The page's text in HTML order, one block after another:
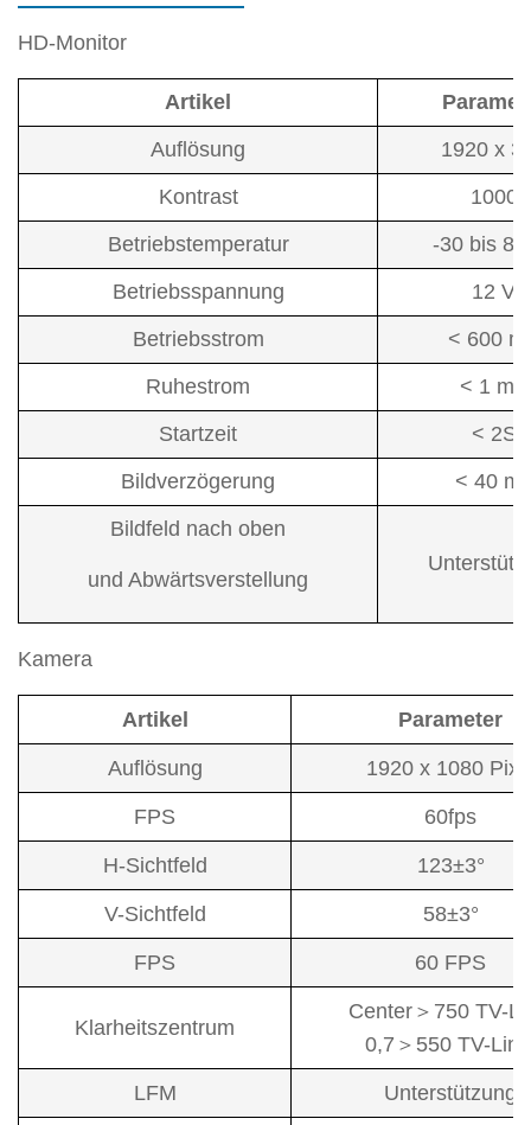
HD-Monitor
Artikel
Auflösung
1920 x
Kontrast
1000
Betriebstemperatur
-30 bis 85
Betriebsspannung
12 V
Betriebsstrom
< 600
Ruhestrom
< 1 mA
Startzeit
< 2S
Bildverzögerung
< 40 ms
Bildfeld nach oben
und Abwärtsverstellung
Kamera
Artikel Parameter
Auflösung 1920 x 1080
FPS 60fps
H-Sichtfeld 123±3°
V-Sichtfeld 58±3°
FPS 60 FPS
Klarheitszentrum
Center＞750 TV-
0,7＞550 TV-
LFM Unterstützung